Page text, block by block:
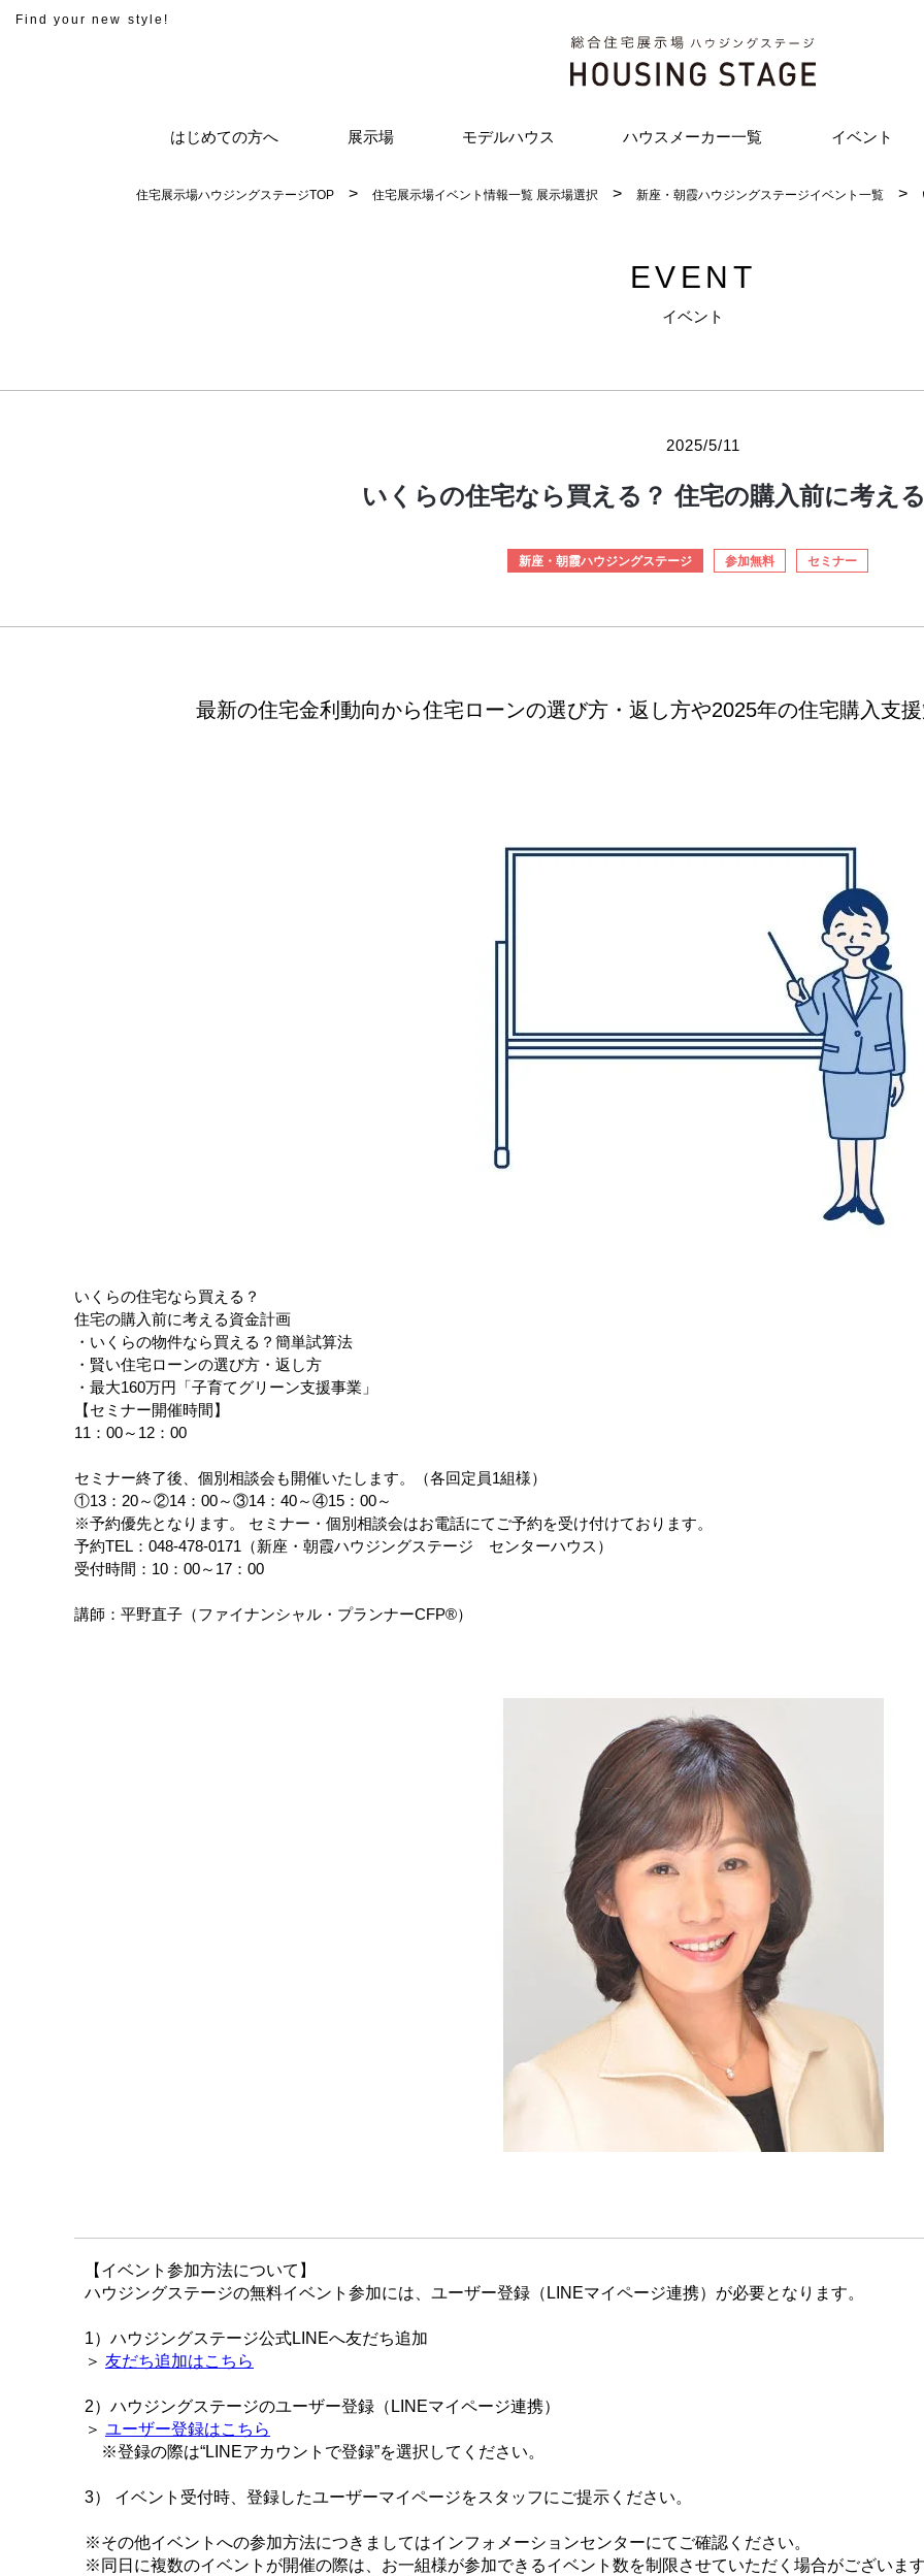
Find your new style!
はじめての方へ 展示場 モデルハウス ハウスメーカー一覧 イベント
住宅展示場ハウジングステージTOP 住宅展示場イベント情報一覧 展示場選択 新座・朝霞ハウジングステージイベント一覧
EVENT
イベント
2025/5/11
いくらの住宅なら買える？ 住宅の購入前に考え
新座・朝霞ハウジングステージ 参加無料 セミナー
最新の住宅金利動向から住宅ローンの選び方・返し方や2025年の住宅購入支
いくらの住宅なら買える？
住宅の購入前に考える資金計画
・いくらの物件なら買える？簡単試算法
・賢い住宅ローンの選び方・返し方
・最大160万円「子育てグリーン支援事業」
【セミナー開催時間】
11：00～12：00
セミナー終了後、個別相談会も開催いたします。（各回定員1組様）
①13：20～②14：00～③14：40～④15：00～
※予約優先となります。 セミナー・個別相談会はお電話にてご予約を受け付けております。
予約TEL：048-478-0171（新座・朝霞ハウジングステージ センターハウス）
受付時間：10：00～17：00
講師：平野直子（ファイナンシャル・プランナーCFP®）
【イベント参加方法について】
ハウジングステージの無料イベント参加には、ユーザー登録（LINEマイページ連携）が必要となります。
1）ハウジングステージ公式LINEへ友だち追加
＞ 友だち追加はこちら
2）ハウジングステージのユーザー登録（LINEマイページ連携）
＞ ユーザー登録はこちら
※登録の際は“LINEアカウントで登録”を選択してください。
3） イベント受付時、登録したユーザーマイページをスタッフにご提示ください。
※その他イベントへの参加方法につきましてはインフォメーションセンターにてご確認ください。
※同日に複数のイベントが開催の際は、お一組様が参加できるイベント数を制限させていただく場合がございま